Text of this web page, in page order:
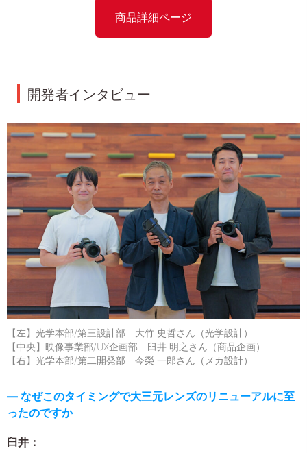
商品詳細ページ
開発者インタビュー
【左】光学本部/第三設計部 大竹 史哲さん（光学設計）
【中央】映像事業部/UX企画部 臼井 明之さん（商品企画）
【右】光学本部/第二開発部 今榮 一郎さん（メカ設計）
― なぜこのタイミングで大三元レンズのリニューアルに至
ったのですか
臼井：